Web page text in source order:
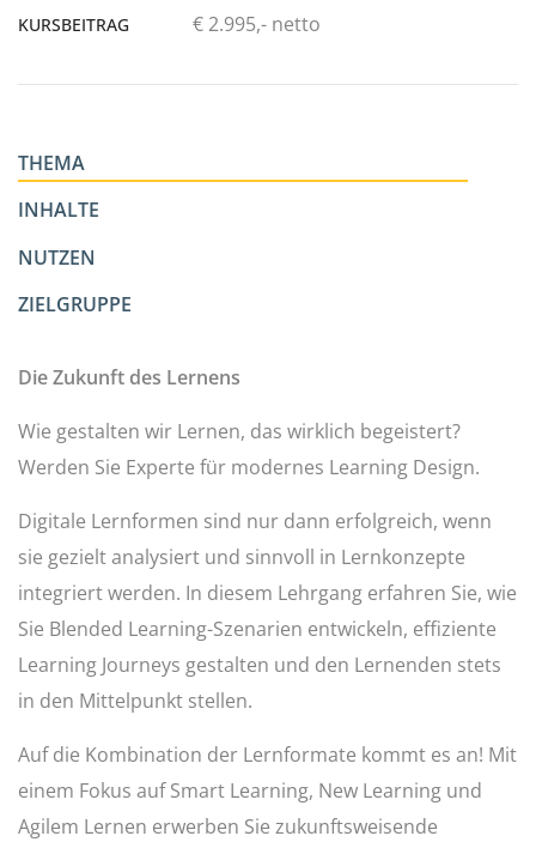
KURSBEITRAG € 2.995,- netto
THEMA
INHALTE
NUTZEN
ZIELGRUPPE
Die Zukunft des Lernens
Wie gestalten wir Lernen, das wirklich begeistert?
Werden Sie Experte für modernes Learning Design.
Digitale Lernformen sind nur dann erfolgreich, wenn
sie gezielt analysiert und sinnvoll in Lernkonzepte
integriert werden. In diesem Lehrgang erfahren Sie, wie
Sie Blended Learning-Szenarien entwickeln, effiziente
Learning Journeys gestalten und den Lernenden stets
in den Mittelpunkt stellen.
Auf die Kombination der Lernformate kommt es an! Mit
einem Fokus auf Smart Learning, New Learning und
Agilem Lernen erwerben Sie zukunftsweisende